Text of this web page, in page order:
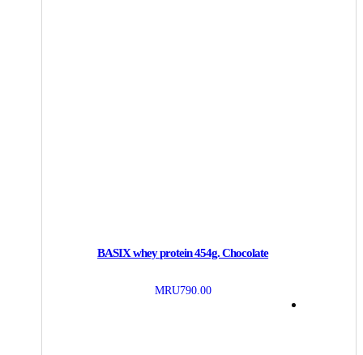
BASIX whey protein 454g. Chocolate
MRU790.00